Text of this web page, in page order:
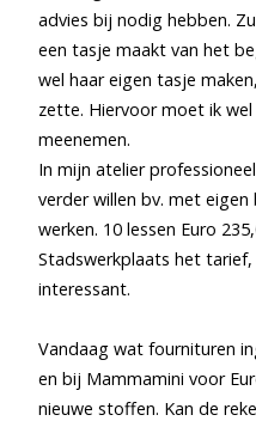
advies bij nodig hebben.
een tasje maakt van het
wel haar eigen tasje
zette. Hiervoor moet ik
meenemen.
In mijn atelier
verder willen bv. met
werken. 10 lessen Euro
Stadswerkplaats het
interessant.
Vandaag wat fournituren
en bij Mammamini voor
nieuwe stoffen. Kan de